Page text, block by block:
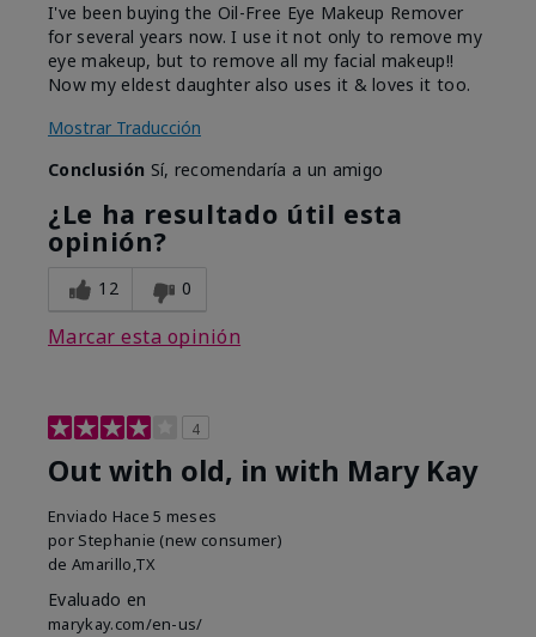
I've been buying the Oil-Free Eye Makeup Remover
for several years now. I use it not only to remove my
eye makeup, but to remove all my facial makeup!!
Now my eldest daughter also uses it & loves it too.
Mostrar Traducción
Conclusión Sí, recomendaría a un amigo
¿Le ha resultado útil esta
opinión?
12 0
Marcar esta opinión
4
Out with old, in with Mary Kay
Enviado Hace 5 meses
por Stephanie (new consumer)
de Amarillo,TX
Evaluado en
marykay.com/en-us/